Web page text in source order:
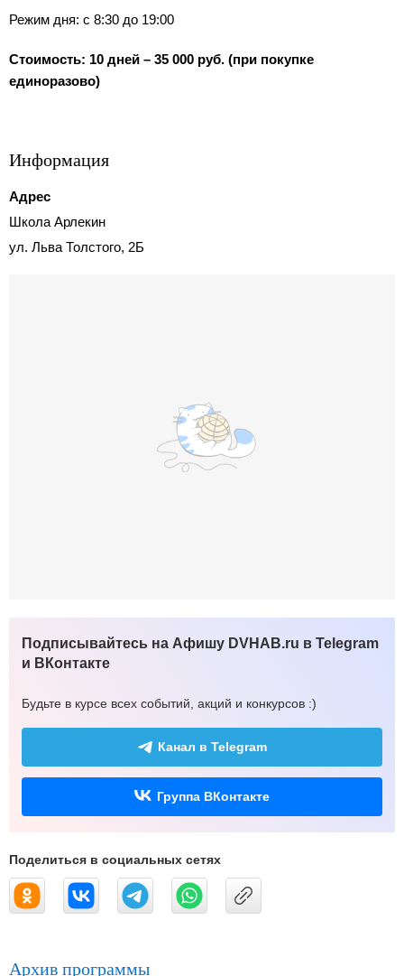
Режим дня: с 8:30 до 19:00
Стоимость: 10 дней – 35 000 руб. (при покупке
единоразово)
Информация
Адрес
Школа Арлекин
ул. Льва Толстого, 2Б
Подписывайтесь на Афишу DVHAB.ru в Telegram
и ВКонтакте
Будьте в курсе всех событий, акций и конкурсов :)
Канал в Telegram
Группа ВКонтакте
Поделиться в социальных сетях
Архив программы